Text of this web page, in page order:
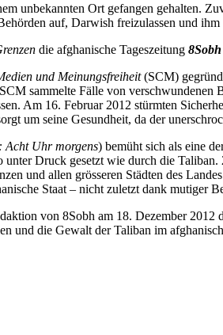
unbekannten Ort gefangen gehalten.
auf, Darwish freizulassen und
die afghanische Tageszeitung 8Sobh
und Meinungsfreiheit(SCM)
sammelte Fälle von
Am 16. Februar 2012 stürmten
um seine Gesundheit, da der
Acht Uhr morgens) bemüht sich als eine
Druck gesetzt wie durch die
und allen grösseren Städten des
Staat – nicht zuletzt dank mutiger
von 8Sobh am 18. Dezember
und die Gewalt der Taliban im